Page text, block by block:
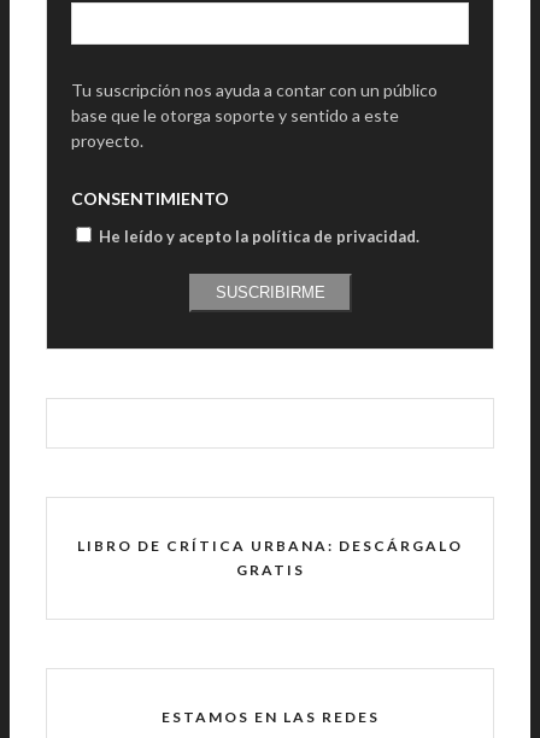
Tu suscripción nos ayuda a contar con un público
base que le otorga soporte y sentido a este
proyecto.
CONSENTIMIENTO
He leído y acepto la política de privacidad.
SUSCRIBIRME
LIBRO DE CRÍTICA URBANA: DESCÁRGALO
GRATIS
ESTAMOS EN LAS REDES